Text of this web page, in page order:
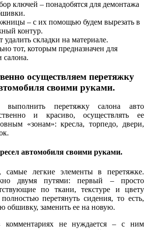
ключей – понадобятся для демонтажа
– с их помощью будем вырезать в
контур.
складки на материале.
тот, которым предназначен для
осуществляем перетяжку
своими руками.
перетяжку салона авто
и красиво, осуществлять ее
«зонам»: кресла, торпедо, двери,
автомобиля своими руками.
самые легкие элементы в перетяжке.
двумя путями: первый – просто
по ткани, текстуре и цвету
перетянуть сидения, то есть,
обшивку, заменить ее на новую.
комментариях не нуждается – с ним